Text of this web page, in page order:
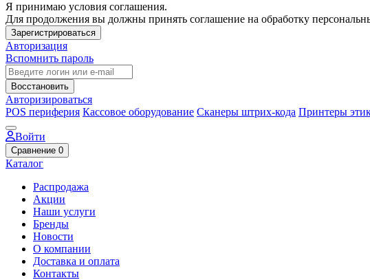
Я принимаю условия соглашения.
Для продолжения вы должны принять соглашение на обработку
Зарегистрироваться
Авторизация
Вспомнить пароль
Восстановить
Авторизироваться
POS периферия Кассовое оборудование Сканеры штрих-кода Принтеры
Войти
Сравнение 0
Каталог
Распродажа
Акции
Наши услуги
Бренды
Новости
О компании
Доставка и оплата
Контакты